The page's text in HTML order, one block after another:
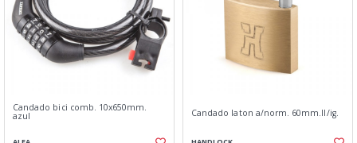
Candado bici comb. 10x650mm.
azul Candado laton a/norm. 60mm.ll/ig.